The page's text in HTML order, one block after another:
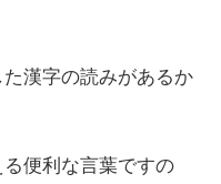
漢字の読みがあるか
便利な言葉ですの